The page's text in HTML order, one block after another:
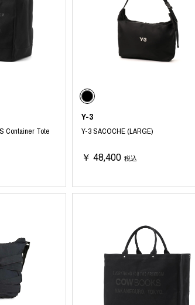
Container Tote
Y-3
Y-3 SACOCHE (LARGE)
￥ 48,400 税込